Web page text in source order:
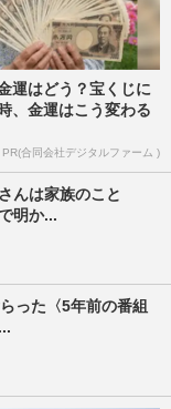
運はどう？宝くじに
、金運はこう変わる
PR(合同会社デジタルファーム )
んは家族のこと
明か...
った〈5年前の番組